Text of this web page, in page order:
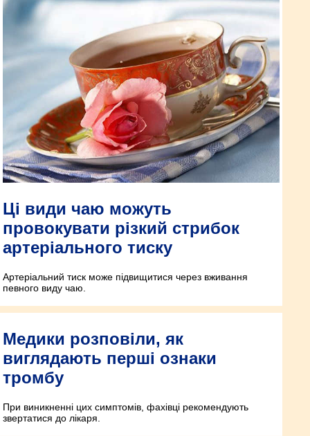
Ці види чаю можуть
провокувати різкий стрибок
артеріального тиску
Артеріальний тиск може підвищитися через вживання
певного виду чаю.
Медики розповіли, як
виглядають перші ознаки
тромбу
При виникненні цих симптомів, фахівці рекомендують
звертатися до лікаря.